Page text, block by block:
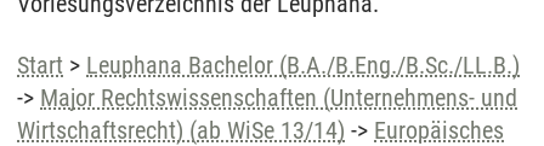
Start > Leuphana Bachelor (B.A./B.Eng./B.Sc./LL.B.)
-> Major Rechtswissenschaften (Unternehmens- und
Wirtschaftsrecht) (ab WiSe 13/14) -> Europäisches